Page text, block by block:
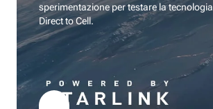
sperimentazione per testare la tecnologia
Direct to Cell.